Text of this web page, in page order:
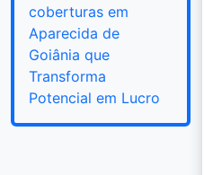
coberturas em
Aparecida de
Goiânia que
Transforma
Potencial em Lucro